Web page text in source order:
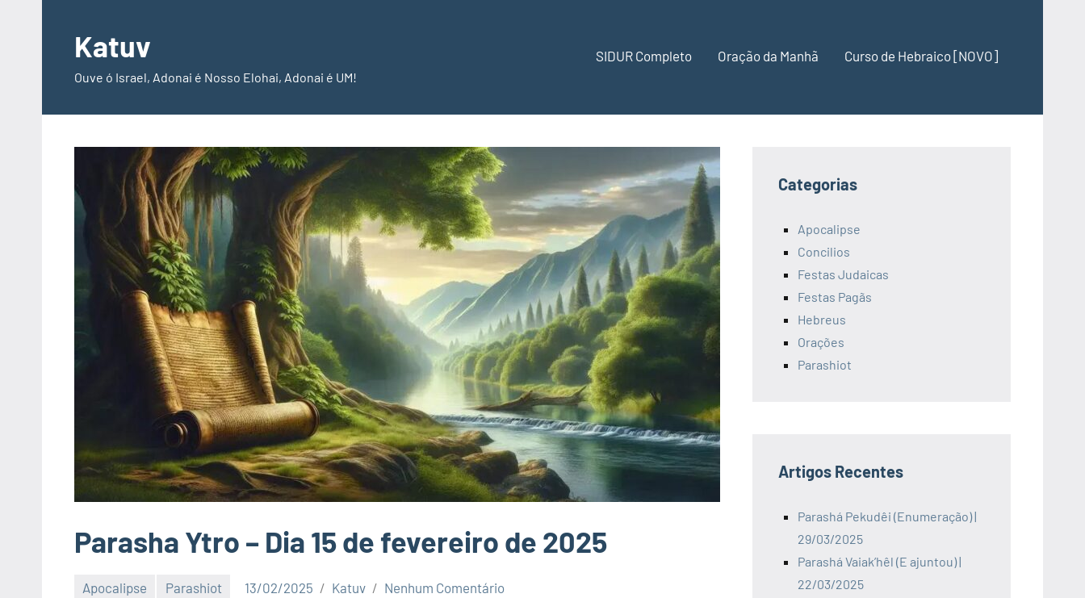
conteúdo
Katuv
Ouve ó Israel, Adonai é Nosso Elohai, Adonai é UM!
SIDUR Completo Oração da Manhã Curso de Hebraico [NOVO]
Parasha Ytro – Dia 15 de fevereiro de 2025
Apocalipse Parashiot 13/02/2025 Katuv Nenhum Comentário
Categorias
Apocalipse
Concilios
Festas Judaicas
Festas Pagãs
Hebreus
Orações
Parashiot
Artigos Recentes
Parashá Pekudêi (Enumeração) |
29/03/2025
Parashá Vaiak’hêl (E ajuntou) |
22/03/2025